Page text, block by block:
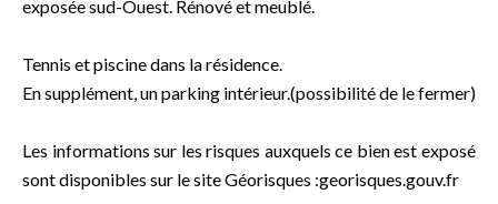
exposée sud-Ouest. Rénové et meublé.
Tennis et piscine dans la résidence.
En supplément, un parking intérieur.(possibilité de le fermer)
Les informations sur les risques auxquels ce bien est exposé
sont disponibles sur le site Géorisques :georisques.gouv.fr